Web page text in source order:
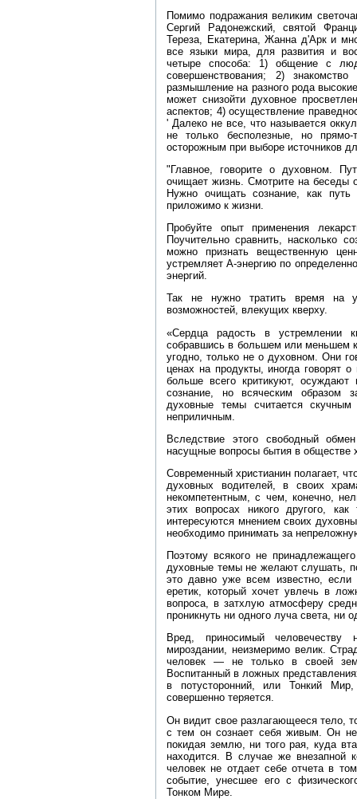
Помимо подражания великим
Сергий Радонежский, святой
Тереза, Екатерина, Жанна д'Арк и
все языки мира, для развития и
четыре способа: 1) общение с
совершенствования; 2)
размышление на разного рода
может снизойти духовное
аспектов; 4) осуществление
' Далеко не все, что называется
не только бесполезные, но
осторожным при выборе источников
"Главное, говорите о духовном.
очищает жизнь. Смотрите на беседы
Нужно очищать сознание, как
приложимо к жизни.
Пробуйте опыт применения
Поучительно сравнить, насколько
можно признать вещественную
устремляет А‑энергию по
энергий.
Так не нужно тратить время на
возможностей, влекущих кверху.
«Сердца радость в устремлении
собравшись в большем или меньшем
угодно, только не о духовном. Они
ценах на продукты, иногда говорят
больше всего критикуют,
сознание, но всяческим образом
духовные темы считается
неприличным.
Вследствие этого свободный
насущные вопросы бытия в обществе
Современный христианин полагает,
духовных водителей, в своих
некомпетентным, с чем, конечно,
этих вопросах никого другого,
интересуются мнением своих
необходимо принимать за
Поэтому всякого не
духовные темы не желают слушать,
это давно уже всем известно, если
еретик, который хочет увлечь в
вопроса, в затхлую атмосферу
проникнуть ни одного луча света, ни
Вред, приносимый
мироздании, неизмеримо велик.
человек — не только в своей
Воспитанный в ложных
в потусторонний, или Тонкий
совершенно теряется.
Он видит свое разлагающееся тело,
с тем он сознает себя живым. Он
покидая землю, ни того рая, куда
находится. В случае же
человек не отдает себе отчета в
событие, унесшее его с
Тонком Мире.